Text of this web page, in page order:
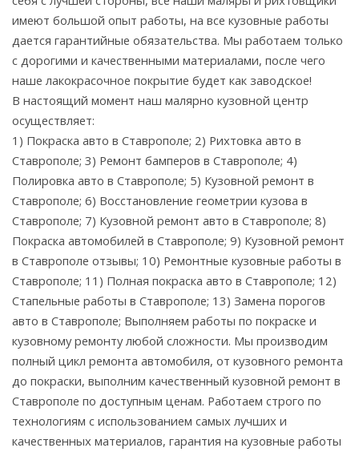
имеют большой опыт работы, на все кузовные работы
дается гарантийные обязательства. Мы работаем только
с дорогими и качественными материалами, после чего
наше лакокрасочное покрытие будет как заводское!
В настоящий момент наш малярно кузовной центр
осуществляет:
1) Покраска авто в Ставрополе; 2) Рихтовка авто в
Ставрополе; 3) Ремонт бамперов в Ставрополе; 4)
Полировка авто в Ставрополе; 5) Кузовной ремонт в
Ставрополе; 6) Восстановление геометрии кузова в
Ставрополе; 7) Кузовной ремонт авто в Ставрополе; 8)
Покраска автомобилей в Ставрополе; 9) Кузовной ремонт
в Ставрополе отзывы; 10) Ремонтные кузовные работы в
Ставрополе; 11) Полная покраска авто в Ставрополе; 12)
Стапельные работы в Ставрополе; 13) Замена порогов
авто в Ставрополе; Выполняем работы по покраске и
кузовному ремонту любой сложности. Мы производим
полный цикл ремонта автомобиля, от кузовного ремонта
до покраски, выполним качественный кузовной ремонт в
Ставрополе по доступным ценам. Работаем строго по
технологиям с использованием самых лучших и
качественных материалов, гарантия на кузовные работы